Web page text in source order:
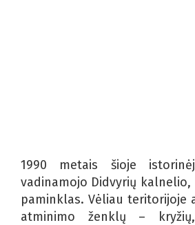
1990 metais šioje
vadinamojo Didvyrių
paminklas. Vėliau teritorijoje
atminimo ženklų –